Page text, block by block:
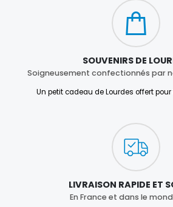
SOUVENIRS DE
Soigneusement confectionnés par
Un petit cadeau de Lourdes offert
LIVRAISON RAPIDE ET
En France et dans le